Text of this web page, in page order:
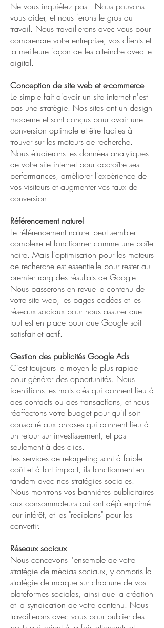
Ne vous inquiétez pas ! Nous pouvons
vous aider, et nous ferons le gros du
travail. Nous travaillerons avec vous pour
comprendre votre entreprise, vos clients et
la meilleure façon de les atteindre avec le
digital.
Conception de site web et e-commerce
Le simple fait d'avoir un site internet n'est
pas une stratégie. Nos sites ont un design
moderne et sont conçus pour avoir une
conversion optimale et être faciles à
trouver sur les moteurs de recherche.
Nous étudierons les données analytiques
de votre site internet pour accroître ses
performances, améliorer l'expérience de
vos visiteurs et augmenter vos taux de
conversion.
Référencement naturel
Le référencement naturel peut sembler
complexe et fonctionner comme une boîte
noire. Mais l'optimisation pour les moteurs
de recherche est essentielle pour rester au
premier rang des résultats de Google.
Nous passerons en revue le contenu de
votre site web, les pages codées et les
réseaux sociaux pour nous assurer que
tout est en place pour que Google soit
satisfait et actif.
Gestion des publicités Google Ads
C'est toujours le moyen le plus rapide
pour générer des opportunités. Nous
identifions les mots clés qui donnent lieu à
des contacts ou des transactions, et nous
réaffectons votre budget pour qu'il soit
consacré aux phrases qui donnent lieu à
un retour sur investissement, et pas
seulement à des clics.
Les services de retargeting sont à faible
coût et à fort impact, ils fonctionnent en
tandem avec nos stratégies sociales.
Nous montrons vos bannières publicitaires
aux consommateurs qui ont déjà exprimé
leur intérêt, et les "reciblons" pour les
convertir.
Réseaux sociaux
Nous concevons l'ensemble de votre
stratégie de médias sociaux, y compris la
stratégie de marque sur chacune de vos
plateformes sociales, ainsi que la création
et la syndication de votre contenu. Nous
travaillerons avec vous pour publier des